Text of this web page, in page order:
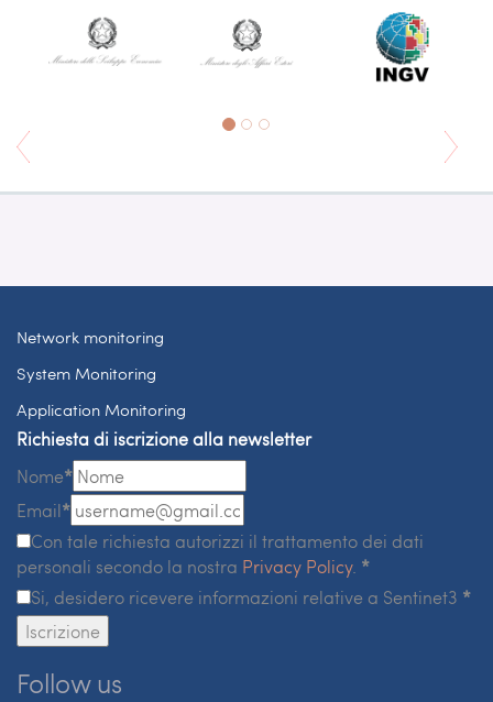
Network monitoring
System Monitoring
Application Monitoring
Richiesta di iscrizione alla newsletter
Nome*
Email*
Con tale richiesta autorizzi il trattamento dei dati
personali secondo la nostra Privacy Policy. *
Si, desidero ricevere informazioni relative a Sentinet3 *
Iscrizione
Follow us